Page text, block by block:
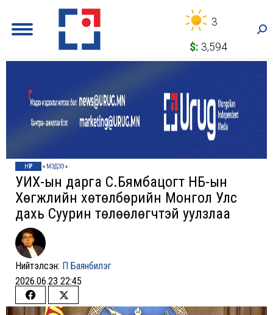
3
$: 3,594
НҮҮР » МЭДЭЭ»
УИХ-ын дарга С.Бямбацогт НҮБ-ын
Хөгжлийн хөтөлбөрийн Монгол Улс
дахь Суурин төлөөлөгчтэй уулзлаа
Нийтэлсэн: П Баянбилэг
2026.06.23 22:45
Share
Share